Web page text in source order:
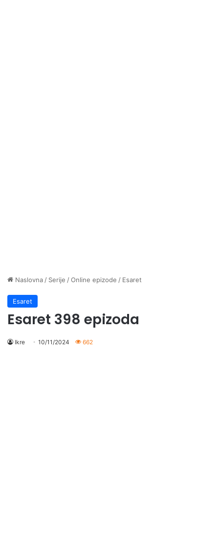
Naslovna / Serije /Online epizode / Esaret
Esaret
Esaret 398 epizoda
Ikre 10/11/2024 662